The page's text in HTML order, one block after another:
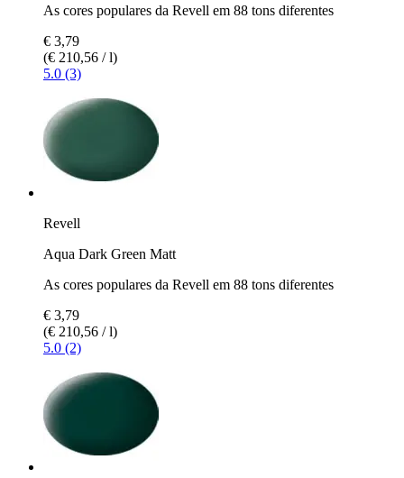
As cores populares da Revell em 88 tons diferentes
€ 3,79
(€ 210,56 / l)
5.0 (3)
Revell
Aqua Dark Green Matt
As cores populares da Revell em 88 tons diferentes
€ 3,79
(€ 210,56 / l)
5.0 (2)